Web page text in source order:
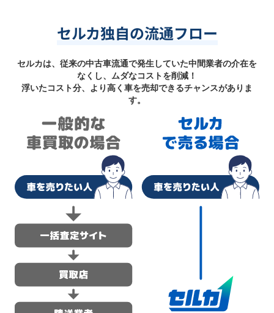
セルカ独自の流通フロー
セルカは、従来の中古車流通で発生していた中間業者の介在を
なくし、ムダなコストを削減！
浮いたコスト分、より高く車を売却できるチャンスがありま
す。